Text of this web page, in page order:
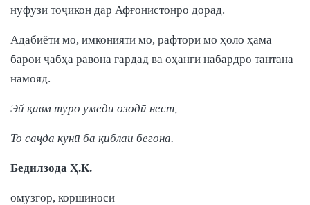
нуфузи тоҷикон дар Афғонистонро дорад.
Адабиёти мо, имконияти мо, рафтори мо ҳоло ҳама
барои ҷабҳа равона гардад ва оҳанги набардро тантана
намояд.
Эй қавм туро умеди озодӣ нест,
То саҷда кунӣ ба қиблаи бегона.
Бедилзода Ҳ.К.
омӯзгор, коршиноси